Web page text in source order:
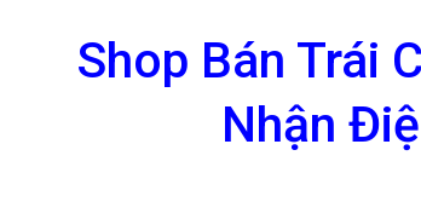
Shop Bán Trái
Nhận